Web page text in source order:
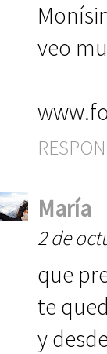
veo
María
2 de
que
te
y